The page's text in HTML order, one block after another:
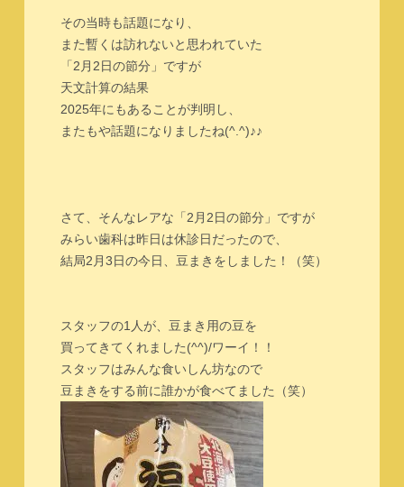
その当時も話題になり、
また暫くは訪れないと思われていた
「2月2日の節分」ですが
天文計算の結果
2025年にもあることが判明し、
またもや話題になりましたね(^.^)♪♪
さて、そんなレアな「2月2日の節分」ですが
みらい歯科は昨日は休診日だったので、
結局2月3日の今日、豆まきをしました！（笑）
スタッフの1人が、豆まき用の豆を
買ってきてくれました(^^)/ワーイ！！
スタッフはみんな食いしん坊なので
豆まきをする前に誰かが食べてました（笑）